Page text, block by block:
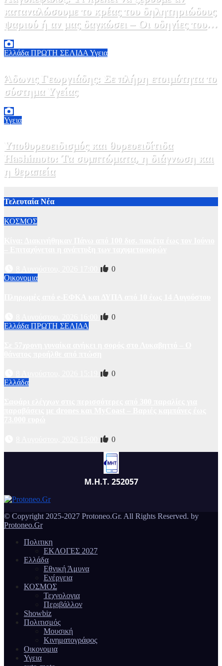
καταναλώσουμε το κρέας του δηλητηριώδους
ψαριού ή αν μας δαγκώσει – Οι οδηγίες του
ΕΟΔΥ
Ελλάδα ΠΡΩΤΗ ΣΕΛΙΔΑΥγεια
Άδωνις Γεωργιάδης: Σε πλήρη ετοιμότητα το
σύστημα Υγείας
Υγεια
Υποθυρεοειδισμός και θυρεοειδίτιδα
Hashimoto: Τα συμπτώματα, η διάγνωση και
η θεραπεία
Τελευταία Νέα
ΚΟΣΜΟΣ
0
Οικονομια
0
Ελλάδα ΠΡΩΤΗ ΣΕΛΙΔΑ
0
Ελλάδα
0
Μ.Η.Τ. 252057
© Copyright 2025-2027 Protoneo.Gr. All Rights Reserved. by
Protoneo.Gr
Πολιτικη
ΕΚΛΟΓΕΣ 2027
Ελλάδα
Εθνική Άμυνα
Ενέργεια
ΚΟΣΜΟΣ
Τεχνολογια
Περιβάλλον
Showbiz
Πολιτισμός
Μουσική
Κινηματογράφος
Οικονομια
Υγεια